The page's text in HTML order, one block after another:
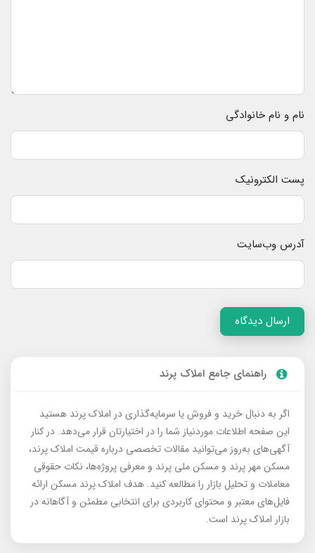
نام و نام خانوادگی
پست الکترونیک
آدرس وب‌سایت
ارسال دیدگاه
راهنمای جامع املاک پرند
اگر به دنبال خرید و فروش یا سرمایه‌گذاری در املاک پرند هستید
این صفحه اطلاعات موردنیاز شما را در اختیارتان قرار می‌دهد. در کنار
آگهی‌های به‌روز می‌توانید مقالات تخصصی درباره قیمت املاک پرند،
مسکن مهر پرند و مسکن ملی پرند و معرفی پروژه‌ها، نکات حقوقی
معاملات و تحلیل بازار را مطالعه کنید. هدف املاک پرند مسکن ارائه
فایل‌های معتبر و محتوای کاربردی برای انتخابی مطمئن و آگاهانه در
بازار املاک پرند است.